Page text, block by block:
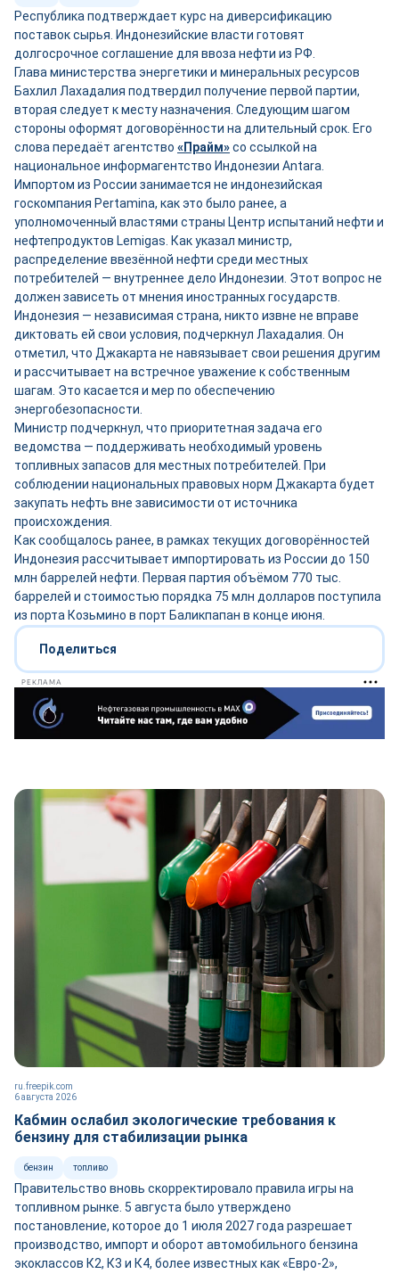
Республика подтверждает курс на диверсификацию
поставок сырья. Индонезийские власти готовят
долгосрочное соглашение для ввоза нефти из РФ.
Глава министерства энергетики и минеральных ресурсов
Бахлил Лахадалия подтвердил получение первой партии,
вторая следует к месту назначения. Следующим шагом
стороны оформят договорённости на длительный срок. Его
слова передаёт агентство «Прайм»со ссылкой на
национальное информагентство Индонезии Antara.
Импортом из России занимается не индонезийская
госкомпания Pertamina, как это было ранее, а
уполномоченный властями страны Центр испытаний нефти и
нефтепродуктов Lemigas. Как указал министр,
распределение ввезённой нефти среди местных
потребителей — внутреннее дело Индонезии. Этот вопрос не
должен зависеть от мнения иностранных государств.
Индонезия — независимая страна, никто извне не вправе
диктовать ей свои условия, подчеркнул Лахадалия. Он
отметил, что Джакарта не навязывает свои решения другим
и рассчитывает на встречное уважение к собственным
шагам. Это касается и мер по обеспечению
энергобезопасности.
Министр подчеркнул, что приоритетная задача его
ведомства — поддерживать необходимый уровень
топливных запасов для местных потребителей. При
соблюдении национальных правовых норм Джакарта будет
закупать нефть вне зависимости от источника
происхождения.
Как сообщалось ранее, в рамках текущих договорённостей
Индонезия рассчитывает импортировать из России до 150
млн баррелей нефти. Первая партия объёмом 770 тыс.
баррелей и стоимостью порядка 75 млн долларов поступила
из порта Козьмино в порт Баликпапан в конце июня.
Поделиться
РЕКЛАМА
6 августа 2026
ru.freepik.com
Кабмин ослабил экологические требования к
бензину для стабилизации рынка
бензин топливо
Правительство вновь скорректировало правила игры на
топливном рынке. 5 августа было утверждено
постановление, которое до 1 июля 2027 года разрешает
производство, импорт и оборот автомобильного бензина
экоклассов К2, К3 и К4, более известных как «Евро-2»,